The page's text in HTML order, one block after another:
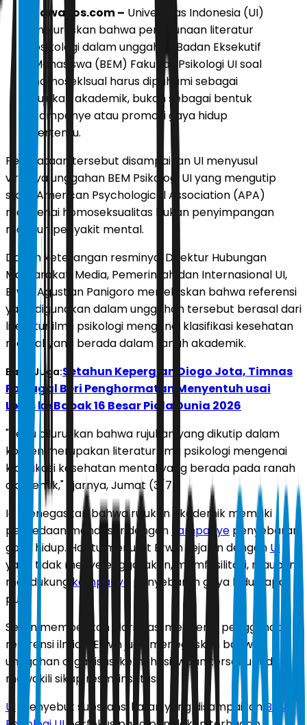
JawaPos.com – Universitas Indonesia (UI)
meluruskan bahwa penggunaan literatur
psikologi dalam unggahan Badan Eksekutif
Mahasiswa (BEM) Fakultas Psikologi UI soal
homoseklsual harus dipahami sebagai
rujukan akademik, bukan sebagai bentuk
kampanye atau promosi gaya hidup
tertentu.
Pernyataan tersebut disampaikan UI menyusul
viralnya unggahan BEM Psikologi UI yang mengutip
sikap American Psychological Association (APA)
mengenai homoseksualitas bukan penyimpangan
maupun penyakit mental.
Dalam keterangan resminya, Direktur Hubungan
Masyarakat, Media, Pemerintah dan Internasional UI,
Erwin Agustian Panigoro menjelaskan bahwa referensi
yang digunakan dalam unggahan tersebut berasal dari
literatur ilmu psikologi mengenai klasifikasi kesehatan
mental yang berada dalam ranah akademik.
Baca Juga:Setahun Kepergian Diogo Jota, Timnas
Portugal Beri Penghormatan Menyentuh usai
Lolos ke Babak 16 Besar Piala Dunia 2026
"Perlu diluruskan bahwa rujukan yang dikutip dalam
konten merupakan literatur ilmu psikologi mengenai
klasifikasi kesehatan mental yang berada pada ranah
akademik," ujarnya, Jumat (3/7).
Ia menegaskan bahwa rujukan akademik memiliki
perbedaan mendasar dengan
kampanye penyebaran
gaya hidup. Hal itu menurut Erwin sejalan dengan UI
yang tidak menyelenggarakan, memfasilitasi, maupun
mendukung kampanye
penyebaran gaya hidup apa
pun.
Selain memberikan klarifikasi mengenai penggunaan
referensi ilmiah, Erwin juga menegaskan bahwa
unggahan organisasi kemahasiswaan tersebut tidak
mewakili sikap resmi institusi.
UI menyebut substansi kajian yang disampaikan BEM